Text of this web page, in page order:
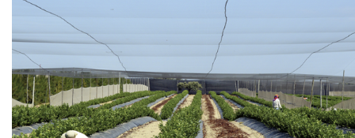
imagino
proyecto
agrícola
importante
sin
el
soporte